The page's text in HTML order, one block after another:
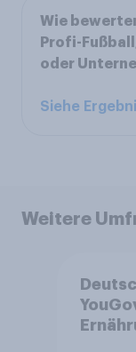
Wie
Profi-
oder
Siehe
Weitere